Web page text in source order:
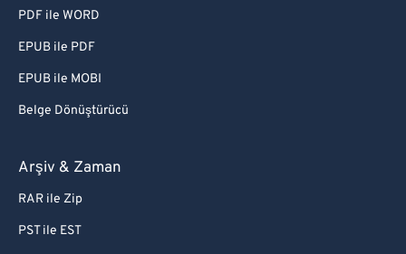
PDF ile WORD
EPUB ile PDF
EPUB ile MOBI
Belge Dönüştürücü
Arşiv & Zaman
RAR ile Zip
PST ile EST